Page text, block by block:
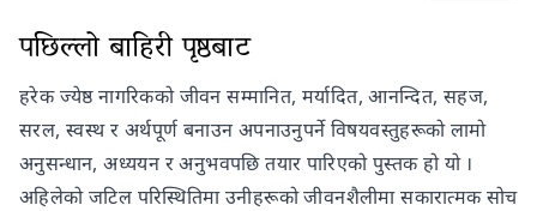
पछिल्लो बाहिरी पृष्ठबाट
हरेक ज्येष्ठ नागरिकको जीवन सम्मानित, मर्यादित, आनन्दित, सहज,
सरल, स्वस्थ र अर्थपूर्ण बनाउन अपनाउनुपर्ने विषयवस्तुहरूको लामो
अनुसन्धान, अध्ययन र अनुभवपछि तयार पारिएको पुस्तक हो यो ।
अहिलेको जटिल परिस्थितिमा उनीहरूको जीवनशैलीमा सकारात्मक सोच